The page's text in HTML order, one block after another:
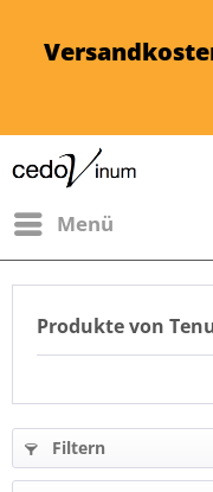
Menü
Produkte von
Filtern